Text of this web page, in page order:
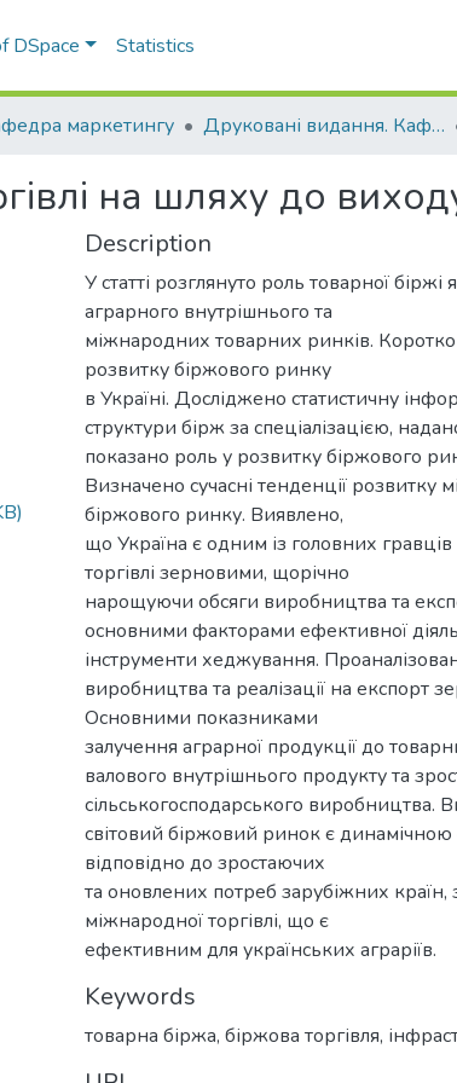
DSpace Statistics
маркетингу Друковані видання. Кафедра маркетингу
на шляху до
Description
У статті розглянуто роль товарної
аграрного внутрішнього та
міжнародних товарних ринків. Коротко
розвитку біржового ринку
в Україні. Досліджено статистичну
структури бірж за спеціалізацією,
показано роль у розвитку біржового
Визначено сучасні тенденції розвитку
біржового ринку. Виявлено,
що Україна є одним із головних
торгівлі зерновими, щорічно
нарощуючи обсяги виробництва та
основними факторами ефективної
інструменти хеджування.
виробництва та реалізації на експорт
Основними показниками
залучення аграрної продукції до
валового внутрішнього продукту та
сільськогосподарського виробництва.
світовий біржовий ринок є
відповідно до зростаючих
та оновлених потреб зарубіжних країн,
міжнародної торгівлі, що є
ефективним для українських аграріїв.
Keywords
товарна біржа, біржова торгівля,